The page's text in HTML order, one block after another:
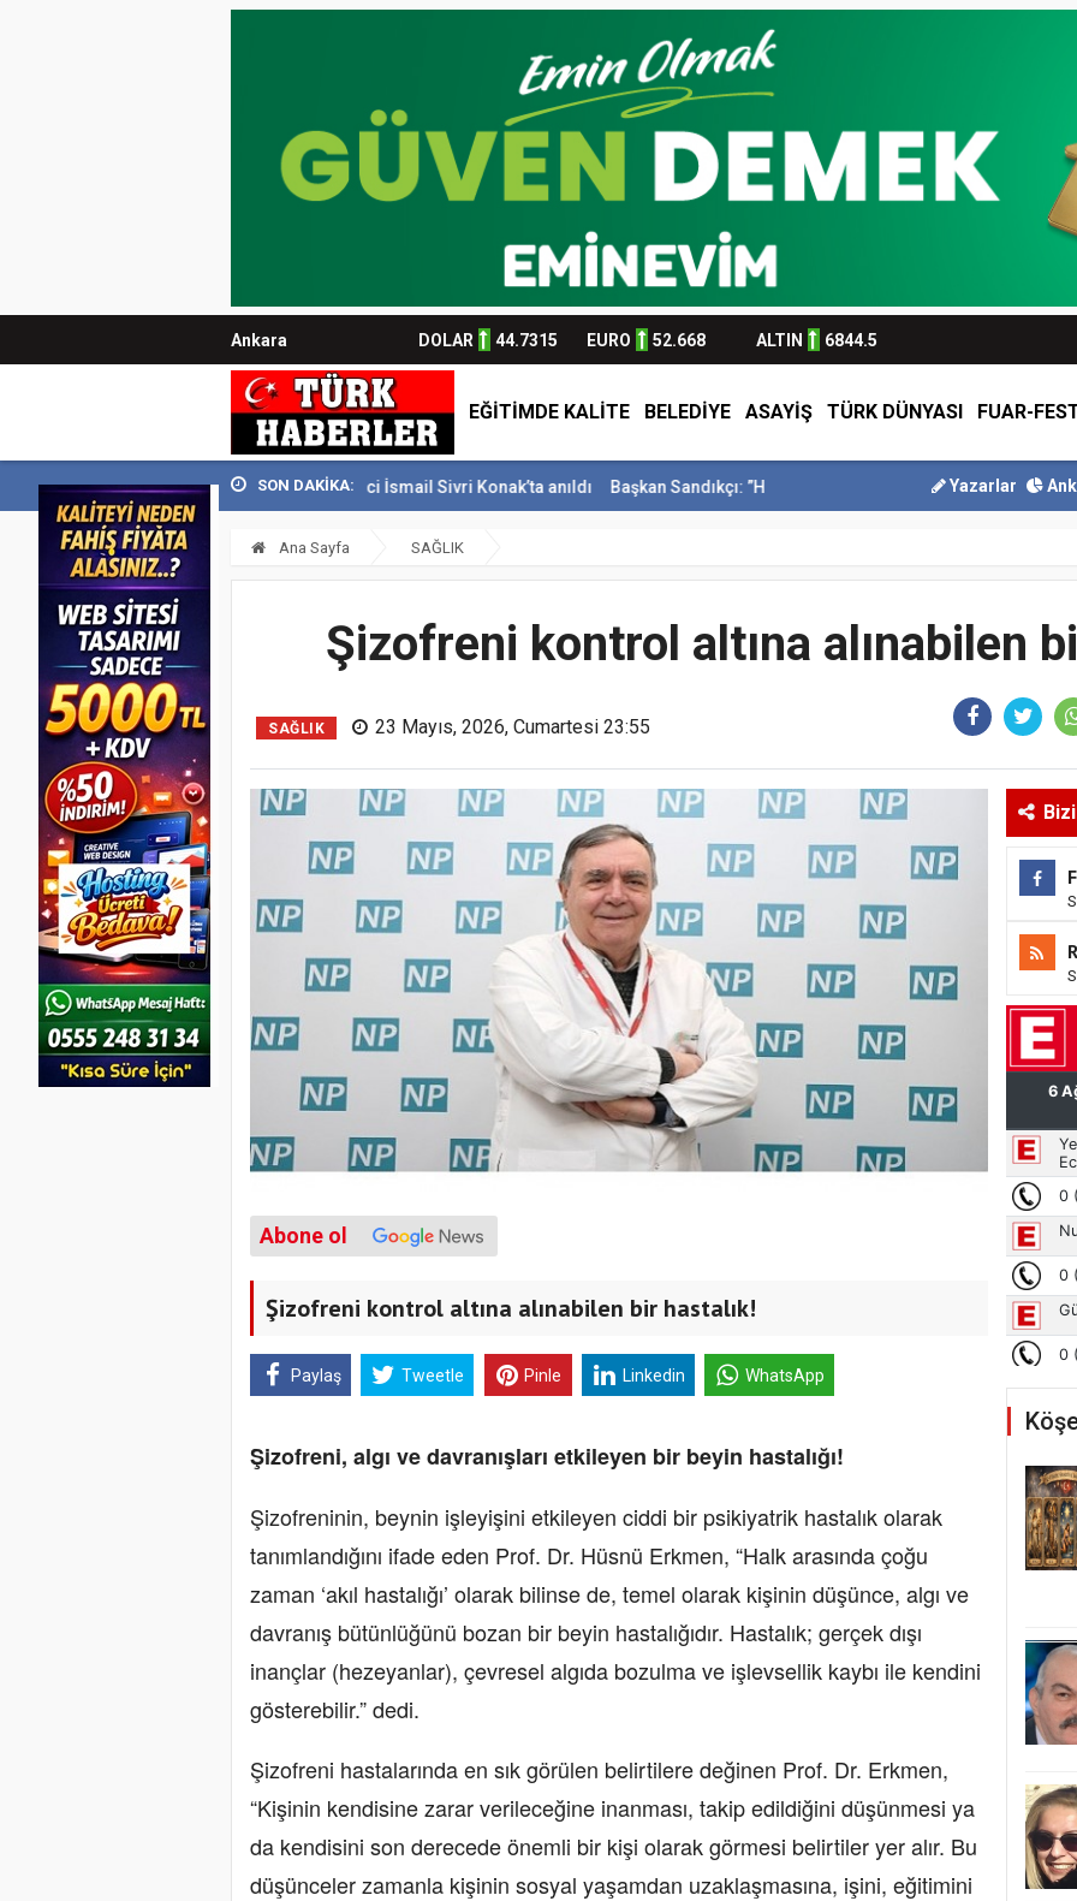
Ankara DOLAR 44.7315 EURO 52.668 ALTIN 6844.5
EĞİTİMDE KALİTE BELEDİYE ASAYİŞ TÜRK DÜNYASI FUAR-
SON DAKİKA:
129 bin kişiyi... Usta Gazeteci İsmail Sivri Konak’ta anıldı Başkan Sandıkçı: ”Hemşehrilerimizle olan güçl... Başkan Altay Umre
Yazarlar
Ana Sayfa SAĞLIK
Şizofreni kontrol altına alınabilen
SAĞLIK 23 Mayıs, 2026, Cumartesi 23:55
Abone ol
Şizofreni kontrol altına alınabilen bir hastalık!
Paylaş Tweetle Pinle Linkedin WhatsApp
Şizofreni, algı ve davranışları etkileyen bir beyin hastalığı!
Şizofreninin, beynin işleyişini etkileyen ciddi bir psikiyatrik hastalık olarak
tanımlandığını ifade eden Prof. Dr. Hüsnü Erkmen, “Halk arasında çoğu
zaman ‘akıl hastalığı’ olarak bilinse de, temel olarak kişinin düşünce, algı ve
davranış bütünlüğünü bozan bir beyin hastalığıdır. Hastalık; gerçek dışı
inançlar (hezeyanlar), çevresel algıda bozulma ve işlevsellik kaybı ile kendini
gösterebilir.” dedi.
Şizofreni hastalarında en sık görülen belirtilere değinen Prof. Dr. Erkmen,
“Kişinin kendisine zarar verileceğine inanması, takip edildiğini düşünmesi ya
da kendisini son derecede önemli bir kişi olarak görmesi belirtiler yer alır. Bu
düşünceler zamanla kişinin sosyal yaşamdan uzaklaşmasına, işini, eğitimini